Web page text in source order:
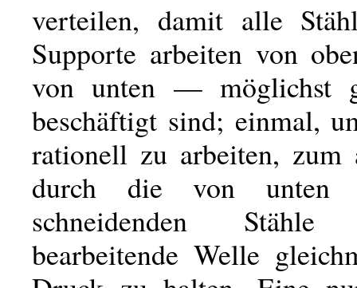
verteilen, damit alle
Supporte arbeiten von
von unten — möglichst
beschäftigt sind; einmal,
rationell zu arbeiten, zum
durch die von unten
schneidenden
bearbeitende Welle